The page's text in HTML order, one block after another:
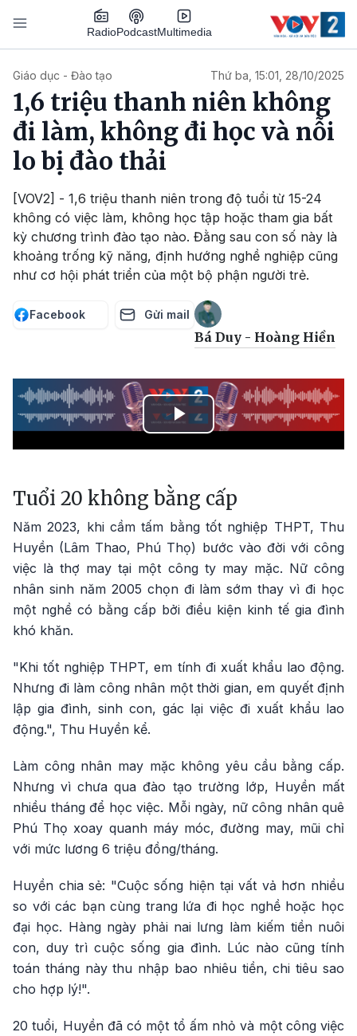
Nhảy đến nội dung
RadioPodcastMultimedia
Giáo dục - Đào tạo Thứ ba, 15:01, 28/10/2025
1,6 triệu thanh niên không
đi làm, không đi học và nỗi
lo bị đào thải
[VOV2] - 1,6 triệu thanh niên trong độ tuổi từ 15-24
không có việc làm, không học tập hoặc tham gia bất
kỳ chương trình đào tạo nào. Đằng sau con số này là
khoảng trống kỹ năng, định hướng nghề nghiệp cũng
như cơ hội phát triển của một bộ phận người trẻ.
Facebook Gửi mail
Bá Duy - Hoàng Hiền
Play
Tuổi 20 không bằng cấp
Năm 2023, khi cầm tấm bằng tốt nghiệp THPT, Thu
Huyền (Lâm Thao, Phú Thọ) bước vào đời với công
việc là thợ may tại một công ty may mặc. Nữ công
nhân sinh năm 2005 chọn đi làm sớm thay vì đi học
một nghề có bằng cấp bởi điều kiện kinh tế gia đình
khó khăn.
"Khi tốt nghiệp THPT, em tính đi xuất khẩu lao động.
Nhưng đi làm công nhân một thời gian, em quyết định
lập gia đình, sinh con, gác lại việc đi xuất khẩu lao
động.", Thu Huyền kể.
Làm công nhân may mặc không yêu cầu bằng cấp.
Nhưng vì chưa qua đào tạo trường lớp, Huyền mất
nhiều tháng để học việc. Mỗi ngày, nữ công nhân quê
Phú Thọ xoay quanh máy móc, đường may, mũi chỉ
với mức lương 6 triệu đồng/tháng.
Huyền chia sẻ: "Cuộc sống hiện tại vất vả hơn nhiều
so với các bạn cùng trang lứa đi học nghề hoặc học
đại học. Hàng ngày phải nai lưng làm kiếm tiền nuôi
con, duy trì cuộc sống gia đình. Lúc nào cũng tính
toán tháng này thu nhập bao nhiêu tiền, chi tiêu sao
cho hợp lý!".
20 tuổi, Huyền đã có một tổ ấm nhỏ và một công việc